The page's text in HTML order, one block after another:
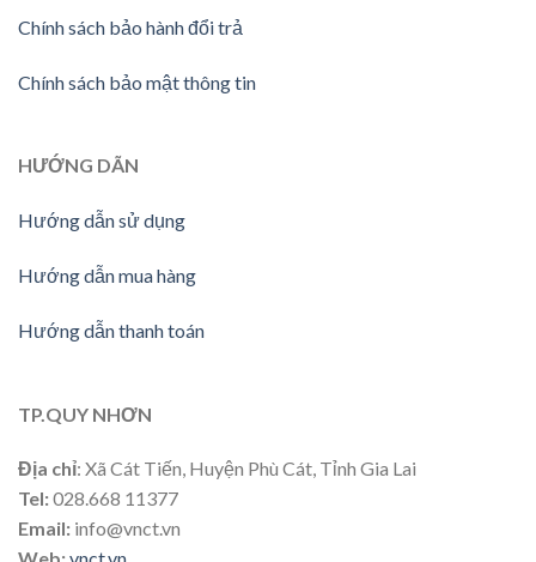
Chính sách bảo hành đổi trả
Chính sách bảo mật thông tin
HƯỚNG DÃN
Hướng dẫn sử dụng
Hướng dẫn mua hàng
Hướng dẫn thanh toán
TP.QUY NHƠN
Địa chỉ: Xã Cát Tiến, Huyện Phù Cát, Tỉnh Gia Lai
Tel:028.668 11377
Email: info@vnct.vn